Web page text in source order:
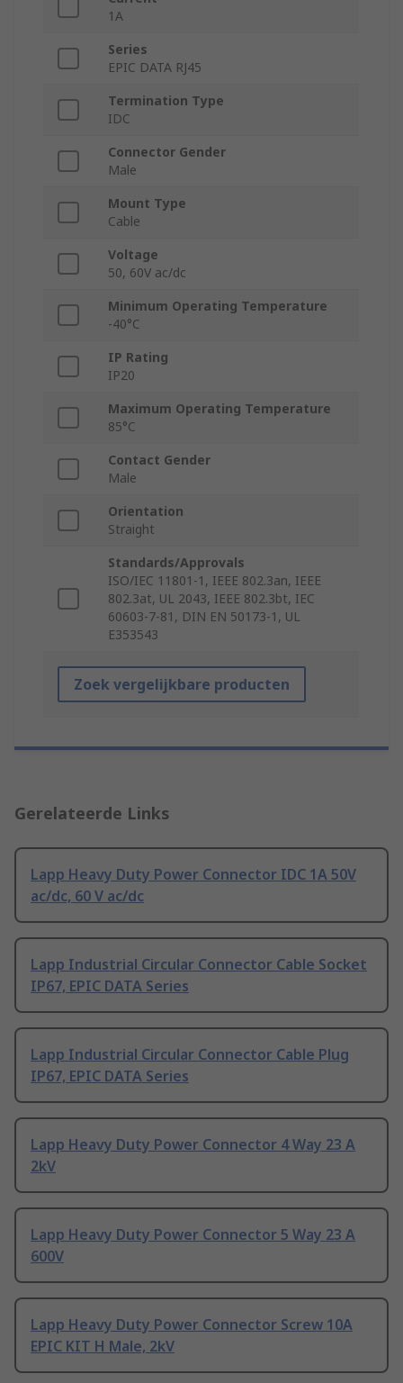
1A
Series
EPIC DATA RJ45
Termination Type
IDC
Connector Gender
Male
Mount Type
Cable
Voltage
50, 60V ac/dc
Minimum Operating Temperature
-40°C
IP Rating
IP20
Maximum Operating Temperature
85°C
Contact Gender
Male
Orientation
Straight
Standards/Approvals
ISO/IEC 11801-1, IEEE 802.3an, IEEE
802.3at, UL 2043, IEEE 802.3bt, IEC
60603-7-81, DIN EN 50173-1, UL
E353543
Zoek vergelijkbare producten
Gerelateerde Links
Lapp Heavy Duty Power Connector IDC 1A 50V
ac/dc, 60 V ac/dc
Lapp Industrial Circular Connector Cable Socket
IP67, EPIC DATA Series
Lapp Industrial Circular Connector Cable Plug
IP67, EPIC DATA Series
Lapp Heavy Duty Power Connector 4 Way 23 A
2kV
Lapp Heavy Duty Power Connector 5 Way 23 A
600V
Lapp Heavy Duty Power Connector Screw 10A
EPIC KIT H Male, 2kV